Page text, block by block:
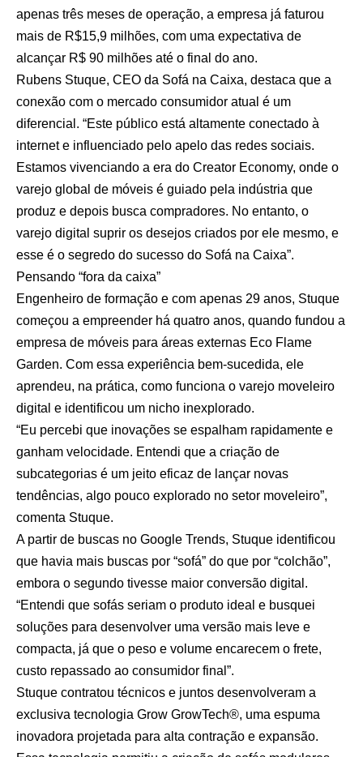
apenas três meses de operação, a empresa já faturou
mais de R$15,9 milhões, com uma expectativa de
alcançar R$ 90 milhões até o final do ano.
Rubens Stuque, CEO da Sofá na Caixa, destaca que a
conexão com o mercado consumidor atual é um
diferencial. “Este público está altamente conectado à
internet e influenciado pelo apelo das redes sociais.
Estamos vivenciando a era do Creator Economy, onde o
varejo global de móveis é guiado pela indústria que
produz e depois busca compradores. No entanto, o
varejo digital suprir os desejos criados por ele mesmo, e
esse é o segredo do sucesso do Sofá na Caixa”.
Pensando “fora da caixa”
Engenheiro de formação e com apenas 29 anos, Stuque
começou a empreender há quatro anos, quando fundou a
empresa de móveis para áreas externas Eco Flame
Garden. Com essa experiência bem-sucedida, ele
aprendeu, na prática, como funciona o varejo moveleiro
digital e identificou um nicho inexplorado.
“Eu percebi que inovações se espalham rapidamente e
ganham velocidade. Entendi que a criação de
subcategorias é um jeito eficaz de lançar novas
tendências, algo pouco explorado no setor moveleiro”,
comenta Stuque.
A partir de buscas no Google Trends, Stuque identificou
que havia mais buscas por “sofá” do que por “colchão”,
embora o segundo tivesse maior conversão digital.
“Entendi que sofás seriam o produto ideal e busquei
soluções para desenvolver uma versão mais leve e
compacta, já que o peso e volume encarecem o frete,
custo repassado ao consumidor final”.
Stuque contratou técnicos e juntos desenvolveram a
exclusiva tecnologia Grow GrowTech®, uma espuma
inovadora projetada para alta contração e expansão.